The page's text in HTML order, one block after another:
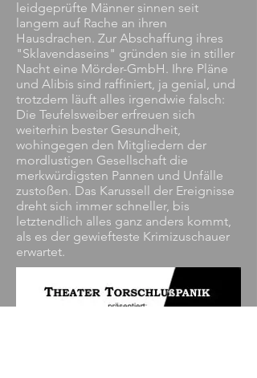
leidgeprüfte Männer sinnen seit
langem auf Rache an ihren
Hausdrachen. Zur Abschaffung ihres
"Sklavendaseins" gründen sie in stiller
Nacht eine Mörder-GmbH. Ihre Pläne
und Alibis sind raffiniert, ja genial, und
trotzdem läuft alles irgendwie falsch:
Die Teufelsweiber erfreuen sich
weiterhin bester Gesundheit,
wohingegen den Mitgliedern der
mordlustigen Gesellschaft die
merkwürdigsten Pannen und Unfälle
zustoßen. Das Karussell der Ereignisse
dreht sich immer schneller, bis
letztendlich alles ganz anders kommt,
als es der gewiefteste Krimizuschauer
erwartet.